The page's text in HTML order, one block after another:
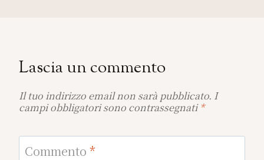
Lascia un commento
Il tuo indirizzo email non sarà pubblicato. I
campi obbligatori sono contrassegnati *
Commento *